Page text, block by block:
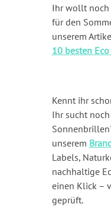
Ihr wollt noch
für den
unserem
10 besten
Kennt ihr
Ihr sucht
unserem
Labels,
nachhaltige
einen Klick –
geprüft.